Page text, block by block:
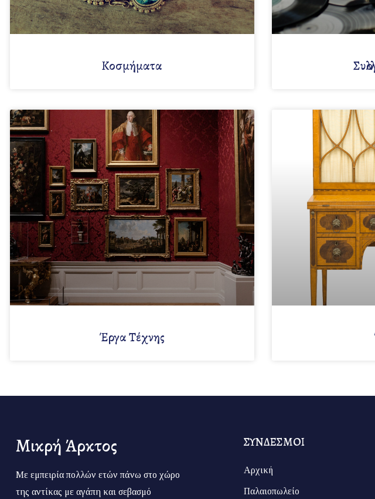
Κοσμήματα
Έργα Τέχνης
Μικρή Άρκτος
Με εμπειρία πολλών ετών πάνω στο χώρο
της αντίκας με αγάπη και σεβασμό
ΣΥΝΔΕΣΜΟΙ
Αρχική
Παλαιοπωλείο